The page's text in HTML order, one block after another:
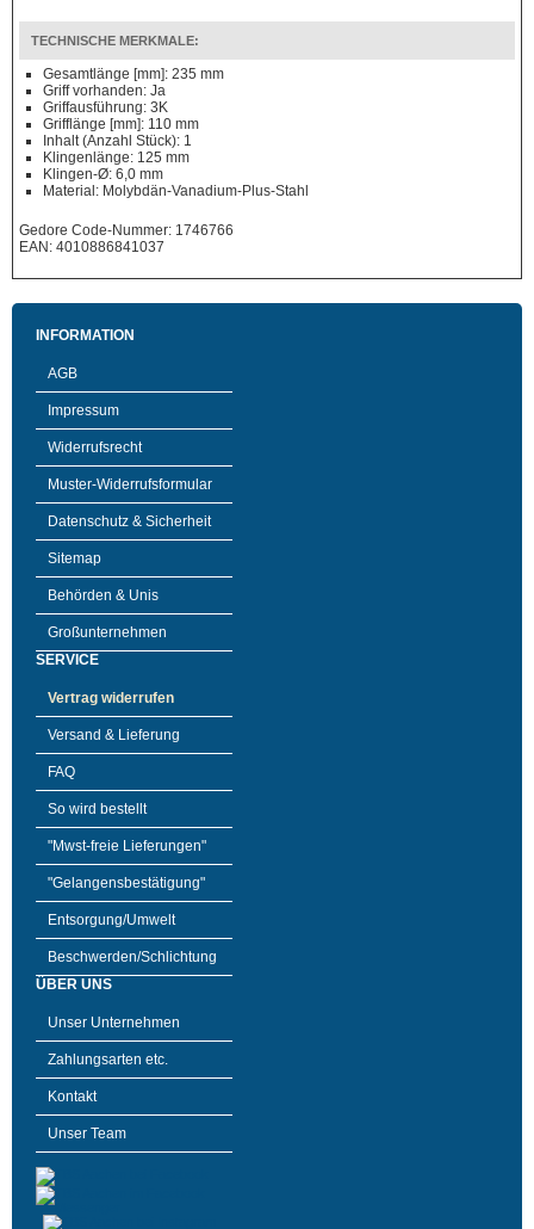
TECHNISCHE MERKMALE:
Gesamtlänge [mm]: 235 mm
Griff vorhanden: Ja
Griffausführung: 3K
Grifflänge [mm]: 110 mm
Inhalt (Anzahl Stück): 1
Klingenlänge: 125 mm
Klingen-Ø: 6,0 mm
Material: Molybdän-Vanadium-Plus-Stahl
Gedore Code-Nummer: 1746766
EAN: 4010886841037
INFORMATION
AGB
Impressum
Widerrufsrecht
Muster-Widerrufsformular
Datenschutz & Sicherheit
Sitemap
Behörden & Unis
Großunternehmen
SERVICE
Vertrag widerrufen
Versand & Lieferung
FAQ
So wird bestellt
"Mwst-freie Lieferungen"
"Gelangensbestätigung"
Entsorgung/Umwelt
Beschwerden/Schlichtung
ÜBER UNS
Unser Unternehmen
Zahlungsarten etc.
Kontakt
Unser Team